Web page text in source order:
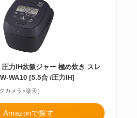
力IH炊飯ジャー 極め炊き スレ
WA10 [5.5合 /圧力IH]
カメラ×楽天）
Amazonで探す